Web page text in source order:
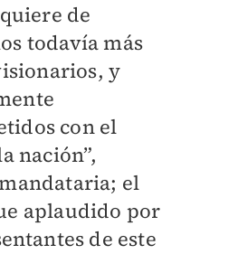
de
todavía más
y
con el
nación”,
el
aplaudido por
de este